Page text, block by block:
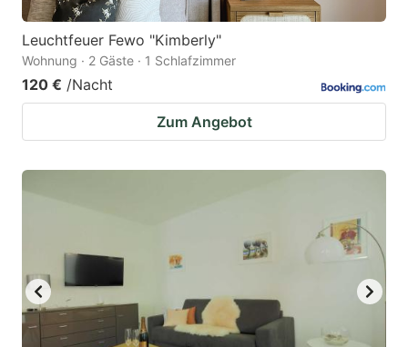
Leuchtfeuer Fewo "Kimberly"
Wohnung · 2 Gäste · 1 Schlafzimmer
120 € /Nacht
Zum Angebot